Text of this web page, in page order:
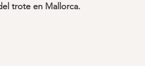
trote en Mallorca.